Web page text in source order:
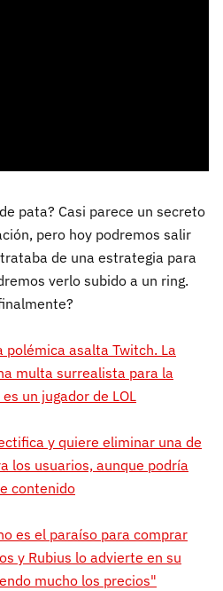
pata? Casi parece un secreto
pero hoy podremos salir
de una estrategia para
verlo subido a un ring.
polémica asalta Twitch. La
multa surrealista para la
un jugador de LOL
y quiere eliminar una de
los usuarios, aunque podría
contenido
es el paraíso para comprar
y Rubius lo advierte en su
mucho los precios"